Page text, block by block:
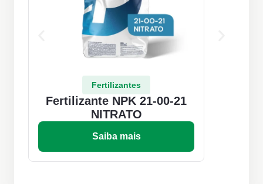
Fertilizantes
Fertilizante NPK 21-00-21
NITRATO
Saiba mais